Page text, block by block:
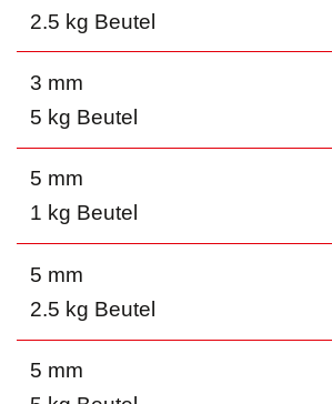
2.5 kg Beutel
3 mm
5 kg Beutel
5 mm
1 kg Beutel
5 mm
2.5 kg Beutel
5 mm